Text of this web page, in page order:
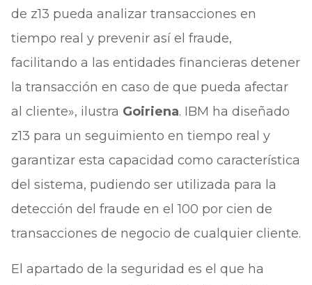
de z13 pueda analizar transacciones en
tiempo real y prevenir así el fraude,
facilitando a las entidades financieras detener
la transacción en caso de que pueda afectar
al cliente», ilustra Goiriena. IBM ha diseñado
z13 para un seguimiento en tiempo real y
garantizar esta capacidad como característica
del sistema, pudiendo ser utilizada para la
detección del fraude en el 100 por cien de
transacciones de negocio de cualquier cliente.
El apartado de la seguridad es el que ha